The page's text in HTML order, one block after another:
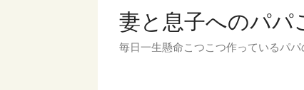
妻と息子へのパパ
毎日一生懸命こつこつ作っているパパ